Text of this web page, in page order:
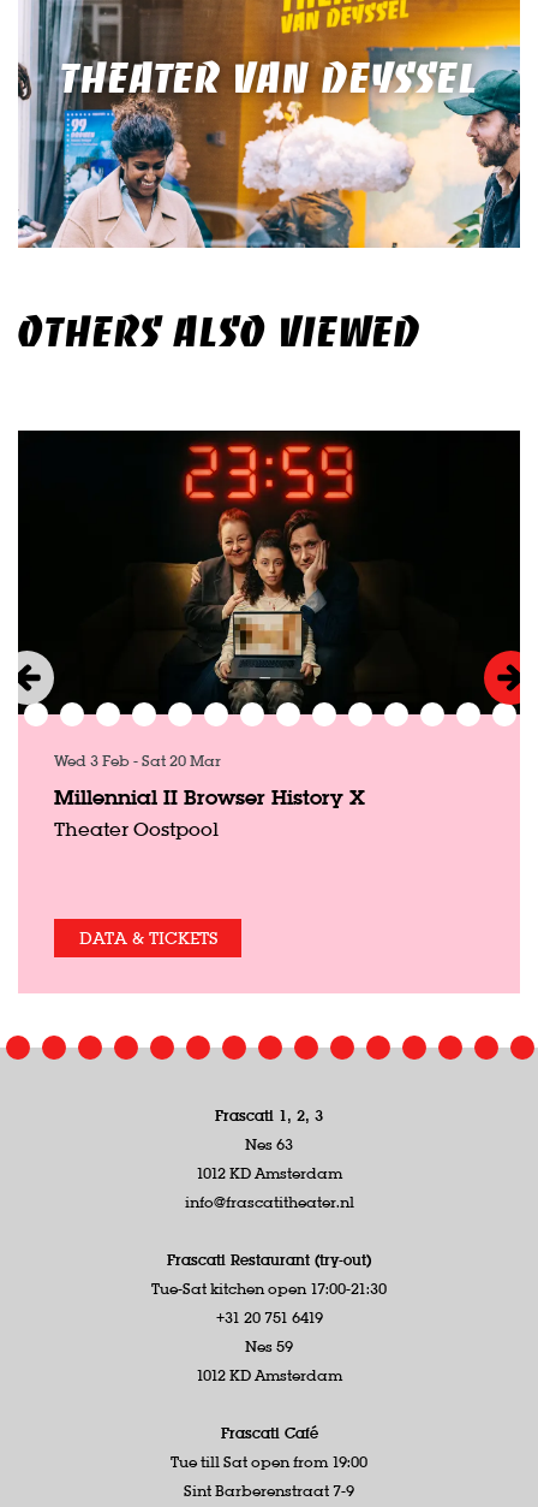
THEATER VAN DEYSSEL
OTHERS ALSO VIEWED
Millennial II Browser History X
Theater Oostpool
Wed 3 Feb-Sat 20 Mar
DATA & TICKETS
Frascati 1, 2, 3
Nes 63
1012 KD Amsterdam
info@frascatitheater.nl
Frascati Restaurant (try-out)
Tue-Sat kitchen open 17:00-21:30
+31 20 751 6419
Nes 59
1012 KD Amsterdam
Frascati Café
Tue till Sat open from 19:00
Sint Barberenstraat 7-9